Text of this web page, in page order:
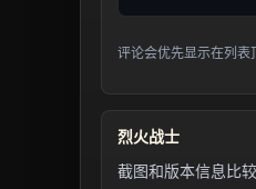
评论会优先显示在列表
烈火战士
截图和版本信息比